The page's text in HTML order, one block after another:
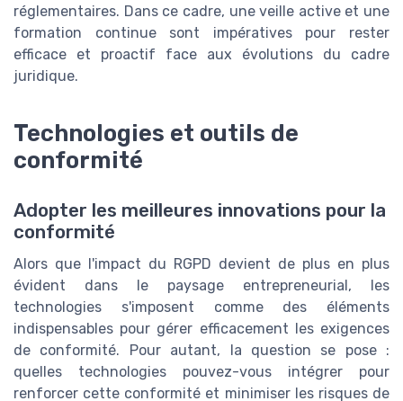
réglementaires. Dans ce cadre, une veille active et une
formation continue sont impératives pour rester
efficace et proactif face aux évolutions du cadre
juridique.
Technologies et outils de
conformité
Adopter les meilleures innovations pour la
conformité
Alors que l'impact du RGPD devient de plus en plus
évident dans le paysage entrepreneurial, les
technologies s'imposent comme des éléments
indispensables pour gérer efficacement les exigences
de conformité. Pour autant, la question se pose :
quelles technologies pouvez-vous intégrer pour
renforcer cette conformité et minimiser les risques de